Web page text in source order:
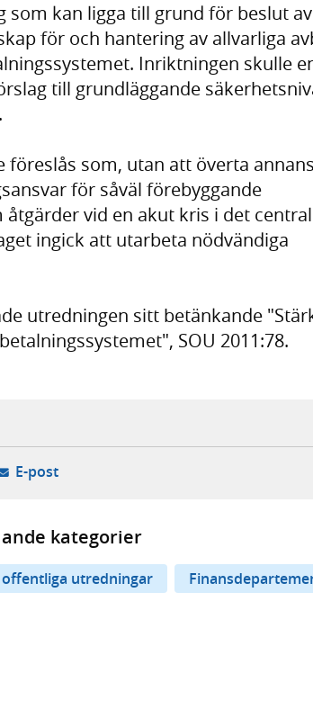
som kan ligga till grund för beslut
för och hantering av allvarliga
Inriktningen skulle
till grundläggande
föreslås som, utan att överta
för såväl förebyggande
vid en akut kris i det
ingick att utarbeta nödvändiga
utredningen sitt betänkande
SOU 2011:78.
webbplats,
extern webbplats,
i ny flik, extern webbplats,
E-post- öppnar din e-postklient,
kategorier
offentliga utredningar